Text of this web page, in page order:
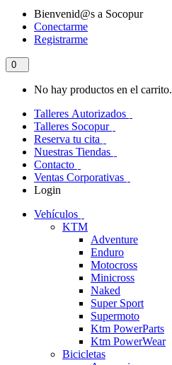
Bienvenid@s a Socopur
Conectarme
Registrarme
0
No hay productos en el carrito.
Talleres Autorizados
Talleres Socopur
Reserva tu cita
Nuestras Tiendas
Contacto
Ventas Corporativas
Login
Vehículos
KTM
Adventure
Enduro
Motocross
Minicross
Naked
Super Sport
Supermoto
Ktm PowerParts
Ktm PowerWear
Bicicletas